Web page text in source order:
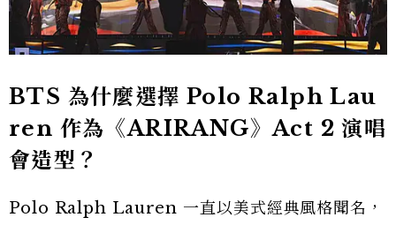
BTS 為什麼選擇 Polo Ralph Lau
ren 作為《ARIRANG》Act 2 演唱
會造型？
Polo Ralph Lauren 一直以美式經典風格聞名，